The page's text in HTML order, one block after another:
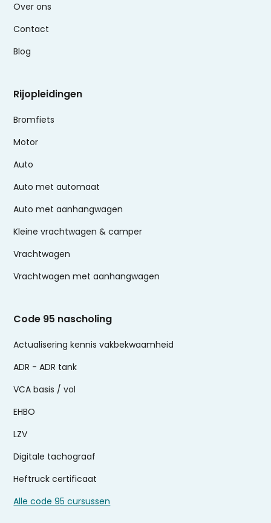
Over ons
Contact
Blog
Rijopleidingen
Bromfiets
Motor
Auto
Auto met automaat
Auto met aanhangwagen
Kleine vrachtwagen & camper
Vrachtwagen
Vrachtwagen met aanhangwagen
Code 95 nascholing
Actualisering kennis vakbekwaamheid
ADR - ADR tank
VCA basis / vol
EHBO
LZV
Digitale tachograaf
Heftruck certificaat
Alle code 95 cursussen